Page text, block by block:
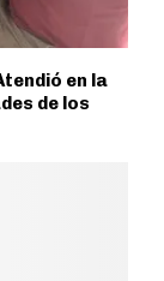
en la
de los